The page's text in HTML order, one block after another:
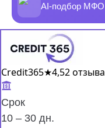
AI-подбор МФО
Credit365★4,52 отзыва
Срок
10 – 30 дн.